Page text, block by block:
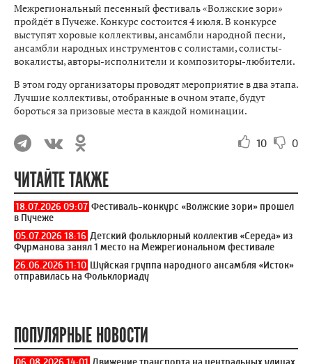
Межрегиональный песенный фестиваль «Волжские зори»
пройдёт в Пучеже. Конкурс состоится 4 июля. В конкурсе
выступят хоровые коллективы, ансамбли народной песни,
ансамбли народных инструментов с солистами, солисты-
вокалисты, авторы-исполнители и композиторы-любители.
В этом году организаторы проводят мероприятие в два этапа.
Лучшие коллективы, отобранные в очном этапе, будут
бороться за призовые места в каждой номинации.
10 0
ЧИТАЙТЕ ТАКЖЕ
18.07.2026 09:07 Фестиваль-конкурс «Волжские зори» прошел
в Пучеже
05.07.2026 18:16 Детский фольклорный коллектив «Середа» из
Фурманова занял 1 место на Межрегиональном фестивале
26.06.2026 11:10 Шуйская группа народного ансамбля «Исток»
отправилась на Фольклориаду
ПОПУЛЯРНЫЕ НОВОСТИ
06.08.2026 14:01 Движение транспорта на центральных улицах